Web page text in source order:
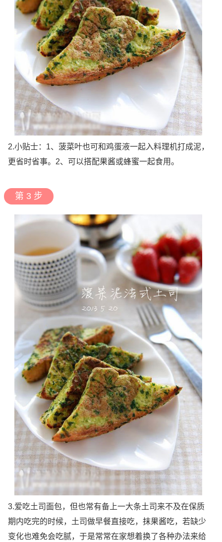
2.小贴士：1、菠菜叶也可和鸡蛋液一起入料理机打成泥，
更省时省事。2、可以搭配果酱或蜂蜜一起食用。
第 3 步
3.爱吃土司面包，但也常有备上一大条土司来不及在保质
期内吃完的时候，土司做早餐直接吃，抹果酱吃，若缺少
变化也难免会吃腻，于是常常在家想着换了各种办法来给